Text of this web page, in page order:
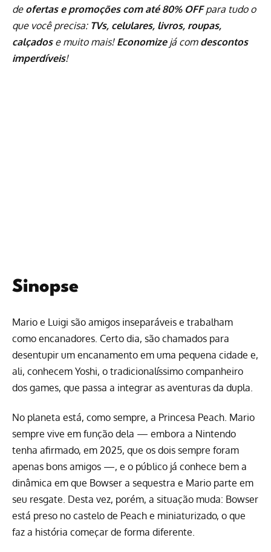
de ofertas e promoções com até 80% OFFpara tudo o
que você precisa: TVs, celulares, livros, roupas,
calçadose muito mais! Economizejá com descontos
imperdíveis!
Sinopse
Mario e Luigi são amigos inseparáveis e trabalham
como encanadores. Certo dia, são chamados para
desentupir um encanamento em uma pequena cidade e,
ali, conhecem Yoshi, o tradicionalíssimo companheiro
dos games, que passa a integrar as aventuras da dupla.
No planeta está, como sempre, a Princesa Peach. Mario
sempre vive em função dela — embora a Nintendo
tenha afirmado, em 2025, que os dois sempre foram
apenas bons amigos —, e o público já conhece bem a
dinâmica em que Bowser a sequestra e Mario parte em
seu resgate. Desta vez, porém, a situação muda: Bowser
está preso no castelo de Peach e miniaturizado, o que
faz a história começar de forma diferente.